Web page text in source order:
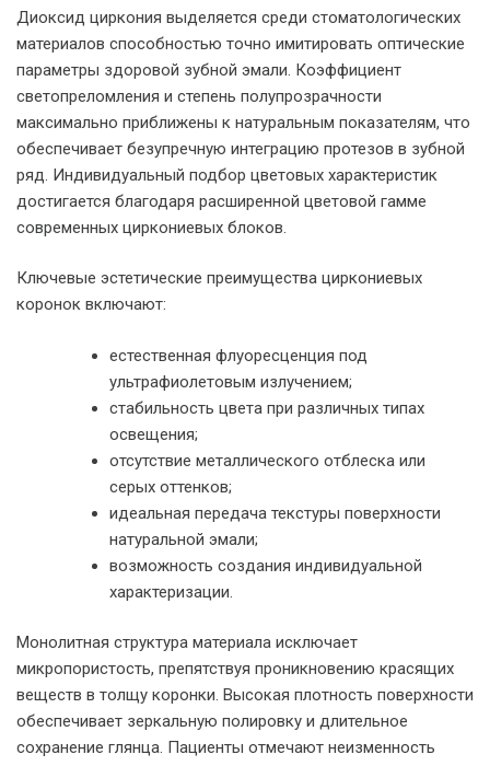
Диоксид циркония выделяется среди стоматологических
материалов способностью точно имитировать оптические
параметры здоровой зубной эмали. Коэффициент
светопреломления и степень полупрозрачности
максимально приближены к натуральным показателям, что
обеспечивает безупречную интеграцию протезов в зубной
ряд. Индивидуальный подбор цветовых характеристик
достигается благодаря расширенной цветовой гамме
современных циркониевых блоков.
Ключевые эстетические преимущества циркониевых
коронок включают:
естественная флуоресценция под
ультрафиолетовым излучением;
стабильность цвета при различных типах
освещения;
отсутствие металлического отблеска или
серых оттенков;
идеальная передача текстуры поверхности
натуральной эмали;
возможность создания индивидуальной
характеризации.
Монолитная структура материала исключает
микропористость, препятствуя проникновению красящих
веществ в толщу коронки. Высокая плотность поверхности
обеспечивает зеркальную полировку и длительное
сохранение глянца. Пациенты отмечают неизменность